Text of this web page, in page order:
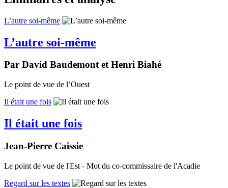
L’autre soi-même
L’autre soi-même
Par David Baudemont et Henri Biahé
Le point de vue de l’Ouest
Il était une fois
Il était une fois
Jean-Pierre Caissie
Le point de vue de l'Est - Mot du co-commissaire de l'Acadie
Regard sur les textes